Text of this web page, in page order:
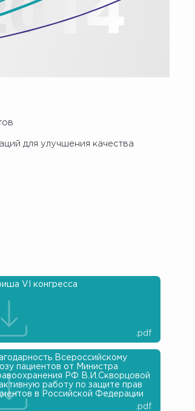
для улучшения качества
VI конгресса
.pdf
Всероссийскому
пациентов от Министра
РФ В.И.Скворцовой
работу по защите прав
в Российской Федерации
.pdf